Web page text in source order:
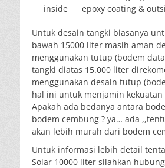
inside epoxy coating &
Untuk desain tangki biasanya
bawah 15000 liter masih aman
menggunakan tutup (bodem
tangki diatas 15.000 liter
menggunakan desain tutup
hal ini untuk menjamin
Apakah ada bedanya antara
bodem cembung ? ya… ada
akan lebih murah dari bodem
Untuk informasi lebih detail
Solar 10000 liter silahkan